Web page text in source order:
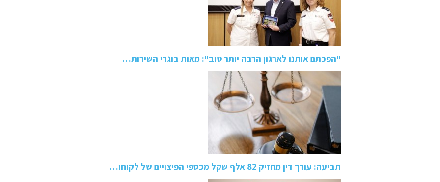
"הפכתם אותנו לארגון הרבה יותר טוב": מאות בוגרי השירות…
תביעה: עורך דין מחזיק 82 אלף שקל מכספי הפיצויים של לקוחו…